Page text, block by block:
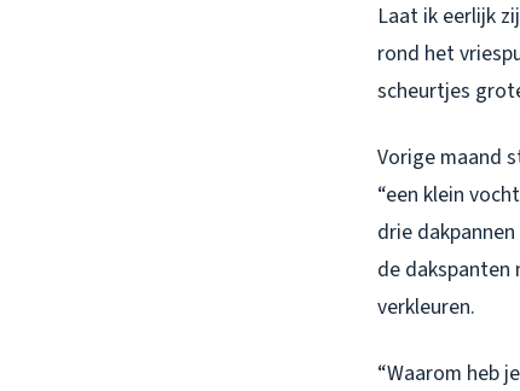
Laat ik eerlijk
rond het
scheurtjes
Vorige maand
“een klein
drie
de
verkleuren.
“Waarom heb